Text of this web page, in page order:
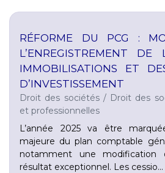
RÉFORME DU PCG :
L’ENREGISTREMENT
IMMOBILISATIONS ET
D’INVESTISSEMENT
Droit des sociétés/ Droit des
et professionnelles
L’année 2025 va être
majeure du plan comptable
notamment une
résultat exceptionnel. Les cessio...